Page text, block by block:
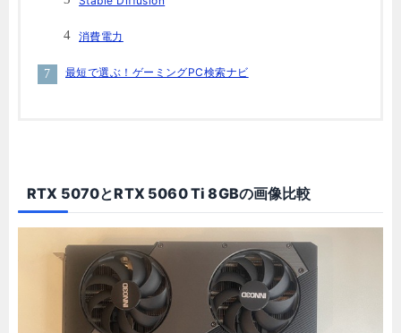
消費電力
最短で選ぶ！ゲーミングPC検索ナビ
RTX 5070とRTX 5060 Ti 8GBの画像比較